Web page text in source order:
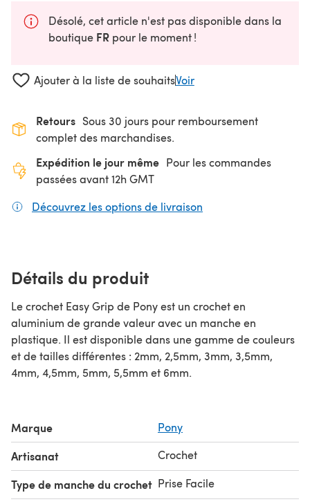
Désolé, cet article n'est pas disponible dans la
boutique FR pour le moment !
Ajouter à la liste de souhaitsVoir
Retours Sous 30 jours pour remboursement
complet des marchandises.
Expédition le jour même Pour les commandes
passées avant 12h GMT
Découvrez les options de livraison
Détails du produit
Le crochet Easy Grip de Pony est un crochet en
aluminium de grande valeur avec un manche en
plastique. Il est disponible dans une gamme de couleurs
et de tailles différentes : 2mm, 2,5mm, 3mm, 3,5mm,
4mm, 4,5mm, 5mm, 5,5mm et 6mm.
Marque Pony
Artisanat Crochet
Type de manche du crochet Prise Facile